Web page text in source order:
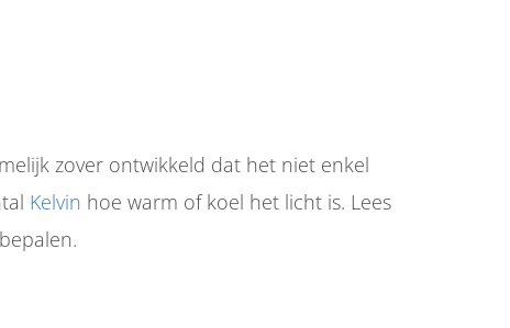
zover ontwikkeld dat het niet enkel
Kelvin hoe warm of koel het licht is. Lees